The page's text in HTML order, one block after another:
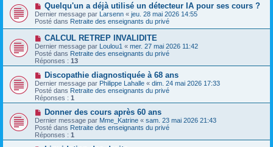
s
a
g
e
a
u
m
e
s
s
a
g
e
N
o
u
v
a
u
m
e
s
a
g
e
Quelqu'un a déjà utilisé un détecteur IA pour ses cours ?
Dernier message par Larsenn « jeu. 28 mai 2026 14:55
Posté dans Retraite des enseignants du privé
N
o
u
v
e
a
u
m
e
s
s
a
g
e
CALCUL RETREP INVALIDITE
Dernier message par Loulou1 « mer. 27 mai 2026 11:42
Posté dans Retraite des enseignants du privé
Réponses : 13
N
o
u
v
e
a
u
m
e
s
Discopathie diagnostiquée à 68 ans
Dernier message par Philippe Lahalle « dim. 24 mai 2026 17:33
Posté dans Retraite des enseignants du privé
Réponses : 1
N
o
u
v
e
Donner des cours après 60 ans
Dernier message par Mme_Katrine « sam. 23 mai 2026 21:43
Posté dans Retraite des enseignants du privé
Réponses : 1